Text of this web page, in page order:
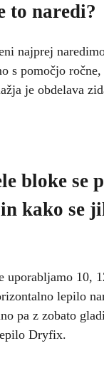
to naredi?
najprej
s pomočjo
je obdelava
bloke se
kako se
uporabljamo 10,
lepilo
pa z zobato
Dryfix.